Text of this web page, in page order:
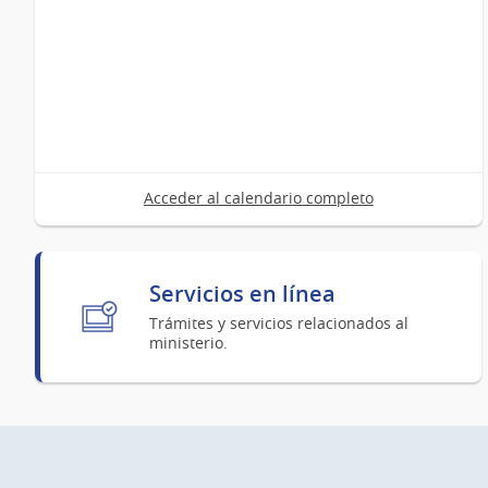
Acceder al calendario completo
Servicios en línea
Trámites y servicios relacionados al
ministerio.